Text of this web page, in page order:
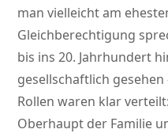
man vielleicht am
Gleichberechtigung
bis ins 20. Jahrhundert
gesellschaftlich
Rollen waren klar
Oberhaupt der Familie